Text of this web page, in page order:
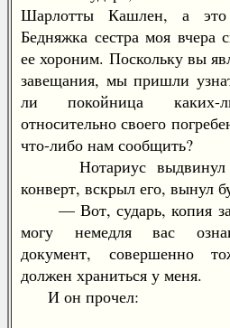
Шарлотты Кашлен, а
Бедняжка сестра моя вчера
ее хороним. Поскольку вы
завещания, мы пришли
ли покойница каких-
относительно своего
что-либо нам сообщить?
Нотариус выдвинул
конверт, вскрыл его, вынул
— Вот, сударь, копия
могу немедля вас
документ, совершенно
должен храниться у меня.
И он прочел: